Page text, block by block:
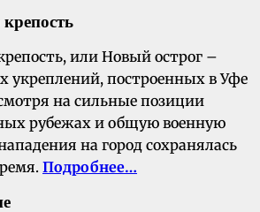
или Новый острог –
укреплений, построенных в Уфе
на сильные позиции
рубежах и общую военную
на город сохранялась
Подробнее…